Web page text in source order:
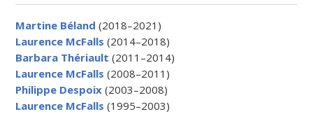
Martine Béland (2018–2021)
Laurence McFalls (2014–2018)
Barbara Thériault (2011–2014)
Laurence McFalls (2008–2011)
Philippe Despoix (2003–2008)
Laurence McFalls (1995–2003)